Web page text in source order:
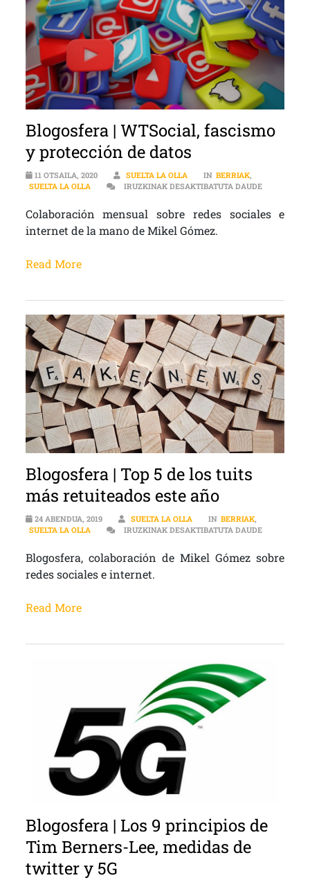
Blogosfera | WTSocial, fascismo
y protección de datos
11 OTSAILA, 2020 SUELTA LA OLLA IN BERRIAK,
SUELTA LA OLLA
IRUZKINAK DESAKTIBATUTA DAUDE
Colaboración mensual sobre redes sociales e
internet de la mano de Mikel Gómez.
Read More
Blogosfera | Top 5 de los tuits
más retuiteados este año
24 ABENDUA, 2019 SUELTA LA OLLA IN BERRIAK,
SUELTA LA OLLA
IRUZKINAK DESAKTIBATUTA DAUDE
Blogosfera, colaboración de Mikel Gómez sobre
redes sociales e internet.
Read More
Blogosfera | Los 9 principios de
Tim Berners-Lee, medidas de
twitter y 5G